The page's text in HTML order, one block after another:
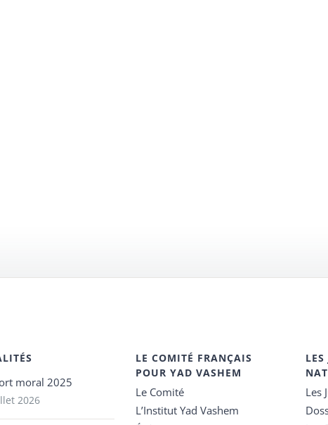
moral 2025
2026
LE COMITÉ FRANÇAIS
POUR YAD VASHEM
Le Comité
L’Institut Yad Vashem
Les